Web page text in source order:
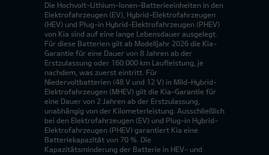
Die Hochvolt-Lithium-Ionen-Batterieeinheiten in den
Elektrofahrzeugen (EV), Hybrid-Elektrofahrzeugen
(HEV) und Plug-in Hybrid-Elektrofahrzeugen (PHEV)
von Kia sind auf eine lange Lebensdauer ausgelegt.
Für diese Batterien gilt ab Modelljahr 2026 die Kia-
Garantie für eine Dauer von 8 Jahren ab der
Erstzulassung oder 160.000 km Laufleistung, je
nachdem, was zuerst eintritt. Für
Niedervoltbatterien (48 V und 12 V) in Mild-Hybrid-
Elektrofahrzeugen (MHEV) gilt die Kia-Garantie für
eine Dauer von 2 Jahren ab der Erstzulassung,
unabhängig von der Kilometerleistung. Ausschließlich
bei den Elektrofahrzeugen (EV) und Plug-in Hybrid-
Elektrofahrzeugen (PHEV) garantiert Kia eine
Batteriekapazität von 70 %. Die
Kapazitätsminderung der Batterie in HEV- und